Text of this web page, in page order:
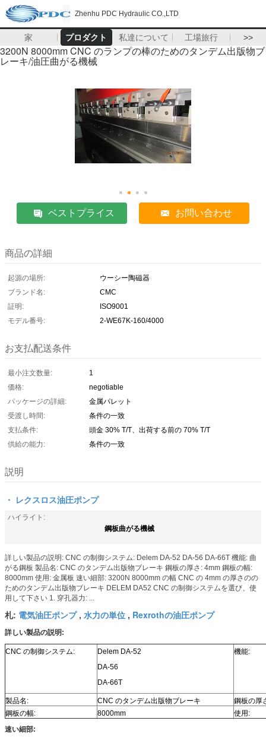
Zhenhu PDC Hydraulic CO.,LTD
家 プロダクト 私達について 工場旅行 >>
3200N 8000mm CNC のランプの棒のためのタンデム出版物ブ
レーキ/油圧曲がる機械
ベストプライス お問い合わせ
商品の詳細
起源の場所:
ウーシー陶磁器
ブランド名:
CMC
証明:
ISO9001
モデル番号:
2-WE67K-160/4000
お支払配送条件
最小注文数量:
1
価格:
negotiable
パッケージの詳細:
金属パレット
受渡し時間:
条件の一致
支払条件:
頭金 30% T/T、出荷する前の 70% T/T
供給の能力:
条件の一致
説明
・ レクスロス油圧ポンプ
ハイライト:
鋼板曲がる機械
詳しい製品の説明: CNC の制御システム: Delem DA-52 DA-56 DA-66T 機能: 曲
がる鋼板 製品名: CNC のタンデム出版物ブレーキ 鋼板の厚さ: 4mm 鋼板の幅:
8000mm 使用: 金属板 速い細部: 3200N 8000mm の幅 CNC の 4mm の厚さのの
ためのタンデム出版物ブレーキ DELEM DA52 CNC の制御システムを選び、使
用して下さい 1. 穿孔器力: ...
札: 電気油圧ポンプ, 水力の単位 , Rexrothの油圧ポンプ
詳しい製品の説明:
CNC の制御システム:
Delem DA-52
DA-56
DA-66T
機能:
製品名: CNC のタンデム出版物ブレーキ
鋼板の厚
鋼板の幅:
8000mm
使用:
速い細部: